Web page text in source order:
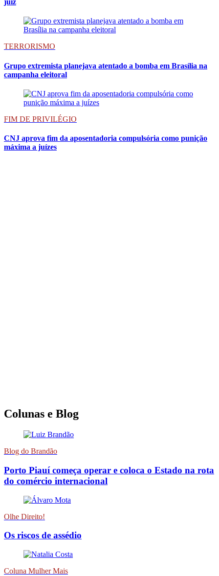
juiz
TERRORISMO
Grupo extremista planejava atentado a bomba em Brasília na
campanha eleitoral
FIM DE PRIVILÉGIO
CNJ aprova fim da aposentadoria compulsória como punição
máxima a juízes
Colunas e Blog
Blog do Brandão
Porto Piauí começa operar e coloca o Estado na rota
do comércio internacional
Olhe Direito!
Os riscos de assédio
Coluna Mulher Mais